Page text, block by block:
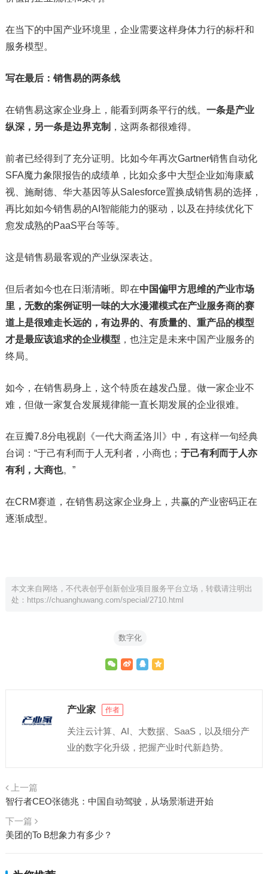
在当下的中国产业环境里，企业需要这样身体力行的标杆和
服务模型。
写在最后：销售易的两条线
在销售易这家企业身上，能看到两条平行的线。 一条是产业
纵深，另一条是边界克制 ，这两条都很难得。
前者已经得到了充分证明。比如今年再次Gartner销售自动化
SFA魔力象限报告的成绩单，比如众多中大型企业如海康威
视、施耐德、华大基因等从Salesforce置换成销售易的选择，
再比如如今销售易的AI智能能力的驱动，以及在持续优化下
愈发成熟的PaaS平台等等。
这是销售易最客观的产业纵深表达。
但后者如今也在日渐清晰。即在中国偏甲方思维的产业市场
里，无数的案例证明一味的大水漫灌模式在产业服务商的赛
道上是很难走长远的，有边界的、有质量的、重产品的模型
才是最应该追求的企业模型 ，也注定是未来中国产业服务的
终局。
如今，在销售易身上，这个特质在越发凸显。做一家企业不
难，但做一家复合发展规律能一直长期发展的企业很难。
在豆瓣7.8分电视剧《一代大商孟洛川》中，有这样一句经典
台词：“于己有利而于人无利者，小商也； 于己有利而于人亦
有利，大商也。”
在CRM赛道，在销售易这家企业身上，共赢的产业密码正在
逐渐成型。
本文来自网络，不代表创乎创新创业项目服务平台立场，转载请注明出
处： https://chuanghuwang.com/special/2710.html
数字化
产业家 作者
关注云计算、AI、大数据、SaaS，以及细分产
业的数字化升级，把握产业时代新趋势。
上一篇
智行者CEO张德兆：中国自动驾驶，从场景渐进开始
下一篇
美团的To B想象力有多少？